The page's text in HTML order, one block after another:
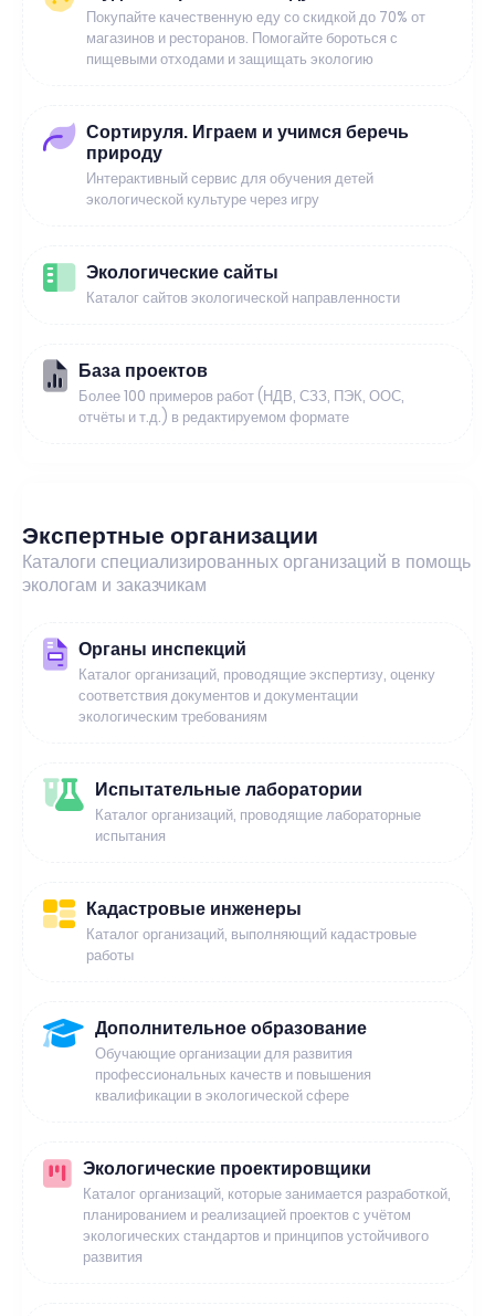
Покупайте качественную еду со скидкой до 70% от
магазинов и ресторанов. Помогайте бороться с
пищевыми отходами и защищать экологию
Сортируля. Играем и учимся беречь
природу
Интерактивный сервис для обучения детей
экологической культуре через игру
Экологические сайты
Каталог сайтов экологической направленности
База проектов
Более 100 примеров работ (НДВ, СЗЗ, ПЭК, ООС,
отчёты и т.д.) в редактируемом формате
Экспертные организации
Каталоги специализированных организаций в помощь
экологам и заказчикам
Органы инспекций
Каталог организаций, проводящие экспертизу, оценку
соответствия документов и документации
экологическим требованиям
Испытательные лаборатории
Каталог организаций, проводящие лабораторные
испытания
Кадастровые инженеры
Каталог организаций, выполняющий кадастровые
работы
Дополнительное образование
Обучающие организации для развития
профессиональных качеств и повышения
квалификации в экологической сфере
Экологические проектировщики
Каталог организаций, которые занимается разработкой,
планированием и реализацией проектов с учётом
экологических стандартов и принципов устойчивого
развития